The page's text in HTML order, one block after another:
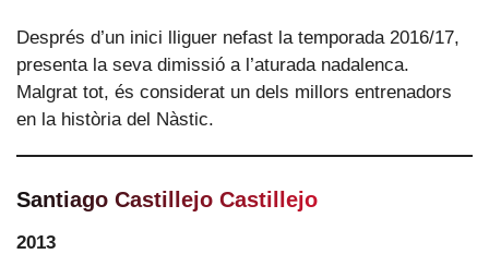
Després d’un inici lliguer nefast la temporada 2016/17,
presenta la seva dimissió a l’aturada nadalenca.
Malgrat tot, és considerat un dels millors entrenadors
en la història del Nàstic.
Santiago Castillejo Castillejo
2013